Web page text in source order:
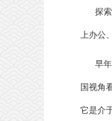
探
上办公
早
国视角
它是介